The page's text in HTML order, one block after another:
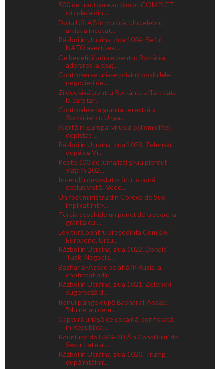
500 de tractoare au blocat COMPLET
circulația din ...
Doliu URIAȘ în muzică. Un celebru
artist a încetat...
Război în Ucraina, ziua 1024. Șeful
NATO avertizea...
Ce beneficii aduce pentru România
aderarea la spaț...
Controverse uriașe privind posibilele
negocieri de...
Zi decisivă pentru România: aflăm data
la care țar...
Controalele la granița terestră a
României cu Unga...
Alertă în Europa: virusul poliomielitei,
depistat ...
Război în Ucraina, ziua 1023. Zelenski,
după ce Vi...
Peste 100 de jurnaliști și-au pierdut
viața în 202...
Incendiu devastator într-o zonă
exclusivistă: Vede...
Un fost ministru din Coreea de Sud,
implicat într-...
Turcia deschide un punct de trecere la
granița cu ...
Lovitură pentru președinta Comisiei
Europene, Ursu...
Război în Ucraina, ziua 1022. Donald
Tusk: Negocie...
Bashar al-Assad se află în Rusia, a
confirmat adju...
Război în Ucraina, ziua 1021. Zelenski
sugerează d...
Iranul plânge după Bashar al-Assad.
"Nu ne-au ceru...
Captură uriașă de cocaină, confiscată
în Republica...
Reuniune de URGENȚĂ a Consiliului de
Securitate al...
Război în Ucraina, ziua 1020. Trump,
după întâlnir...